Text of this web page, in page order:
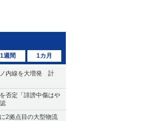
1週間 1カ月
内線を大増発 計
否定「誹謗中傷はや
2拠点目の大型物流